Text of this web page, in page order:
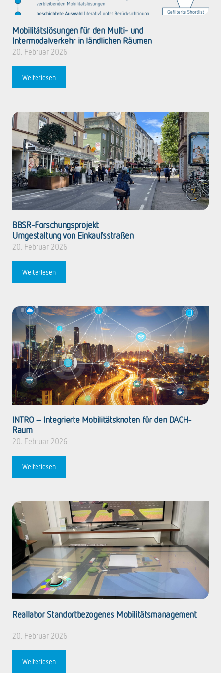
Mobilitätslösungen für den Multi- und
Intermodalverkehr in ländlichen Räumen
20. Februar 2026
Weiterlesen
BBSR-Forschungsprojekt
Umgestaltung von Einkaufsstraßen
20. Februar 2026
Weiterlesen
INTRO – Integrierte Mobilitätsknoten für den DACH-
Raum
20. Februar 2026
Weiterlesen
Reallabor Standortbezogenes Mobilitätsmanagement
20. Februar 2026
Weiterlesen